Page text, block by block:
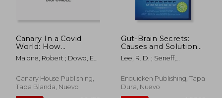
$ 659 dcto. $
Canary In a Covid
World: How
Propaganda and
Censorship Changed
Inglés)
Malone, Robert ; Dowd, Ed
Canary House Publishing,
Tapa Blanda, Nuevo
Gut-Brain Secrets:
Causes and Solutions
to Gut, Brain and
Body Dysfunction (en
Lee, R. D. ; Seneff,
Enquicken Publishing, Tapa
Dura, Nuevo